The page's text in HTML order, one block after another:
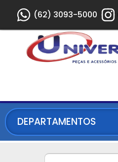
(62) 3093-5000
DEPARTAMENTOS